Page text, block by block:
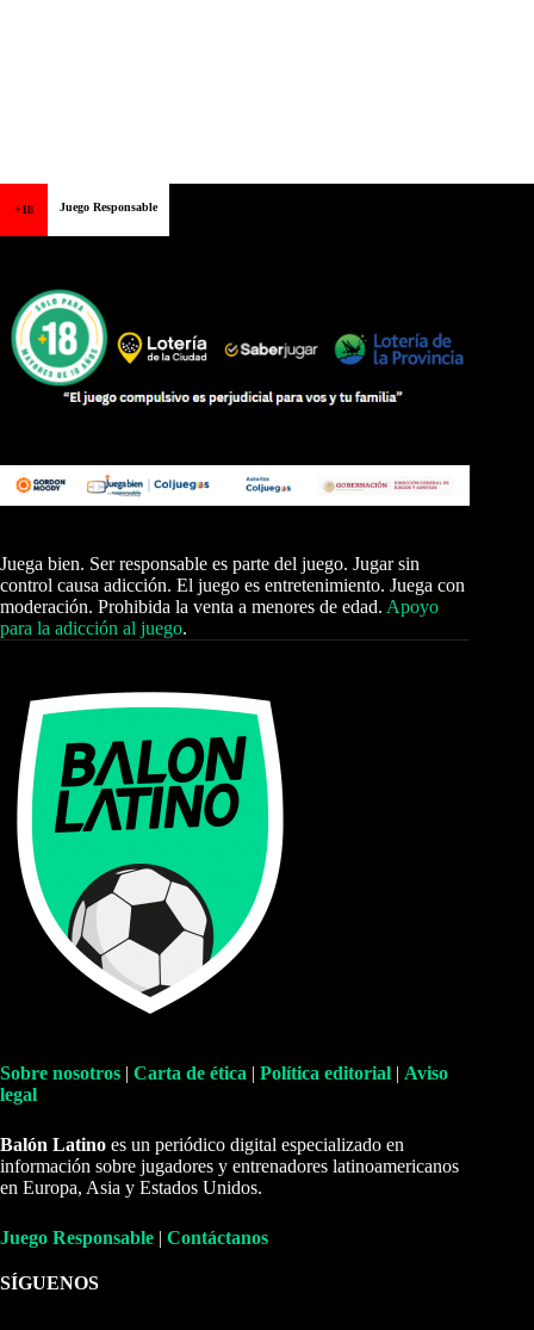
+18 Juego Responsable
Juega bien. Ser responsable es parte del juego. Jugar sin
control causa adicción. El juego es entretenimiento. Juega con
moderación. Prohibida la venta a menores de edad. Apoyo
para la adicción al juego.
Sobre nosotros | Carta de ética | Política editorial | Aviso
legal
Balón Latino es un periódico digital especializado en
información sobre jugadores y entrenadores latinoamericanos
en Europa, Asia y Estados Unidos.
Juego Responsable | Contáctanos
SÍGUENOS